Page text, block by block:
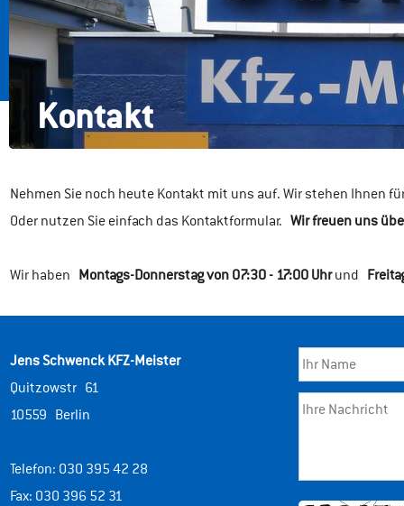
Kontakt
Nehmen Sie noch heute Kontakt mit uns auf. Wir stehen Ihnen
Oder nutzen Sie einfach das Kontaktformular. Wir freuen uns
Wir haben Montags-Donnerstag von 07:30 - 17:00 Uhrund
Jens Schwenck KFZ-Meister
Quitzowstr 61
10559 Berlin
Telefon: 030 395 42 28
Fax: 030 396 52 31